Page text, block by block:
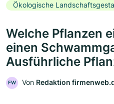
Ökologische
Welche Pflanzen
einen
Ausführliche
FW Von Redaktion